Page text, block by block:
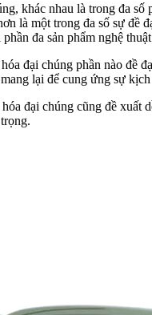
khác nhau là trong đa
là một trong đa số sự
đa sản phẩm nghệ
đại chúng phần nào đề
lại để cung ứng sự
đại chúng cũng đề